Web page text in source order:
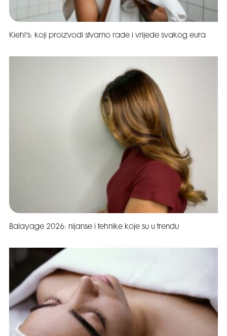
Kiehl’s: koji proizvodi stvarno rade i vrijede svakog eura
Balayage 2026: nijanse i tehnike koje su u trendu